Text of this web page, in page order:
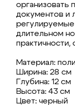
организовать
документов и
длительном
практичности,
Материал:
Ширина: 28 см
Глубина: 12 см
Высота: 43 см
Цвет: черный